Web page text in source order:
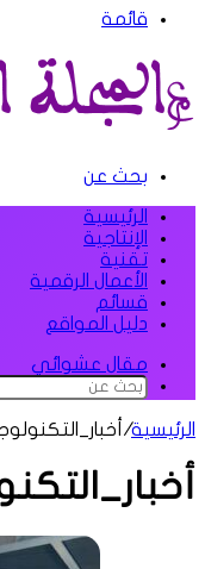
قائمة
بحث عن
الرئيسية
الإنتاجية
تقنية
الأعمال الرقمية
قسائم
دليل المواقع
مقال عشوائي
الرئيسية/